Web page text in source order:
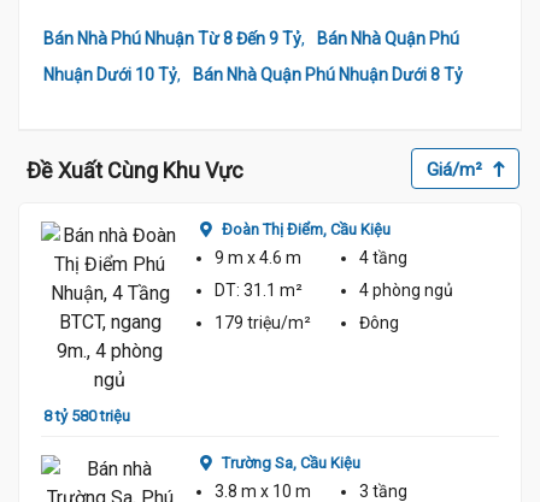
Bán Nhà Phú Nhuận Từ 8 Đến 9 Tỷ,
Bán Nhà Quận Phú
Nhuận Dưới 10 Tỷ, Bán Nhà Quận Phú Nhuận Dưới 8 Tỷ
Đề Xuất Cùng Khu Vực Giá/m²
8 tỷ 580 triệu
Đoàn Thị Điểm, Cầu Kiệu
9 m x 4.6 m
4 tầng
DT: 31.1 m² 4 phòng ngủ
179 triệu/m²
Đông
Trường Sa, Cầu Kiệu
3.8 m x 10 m
3 tầng